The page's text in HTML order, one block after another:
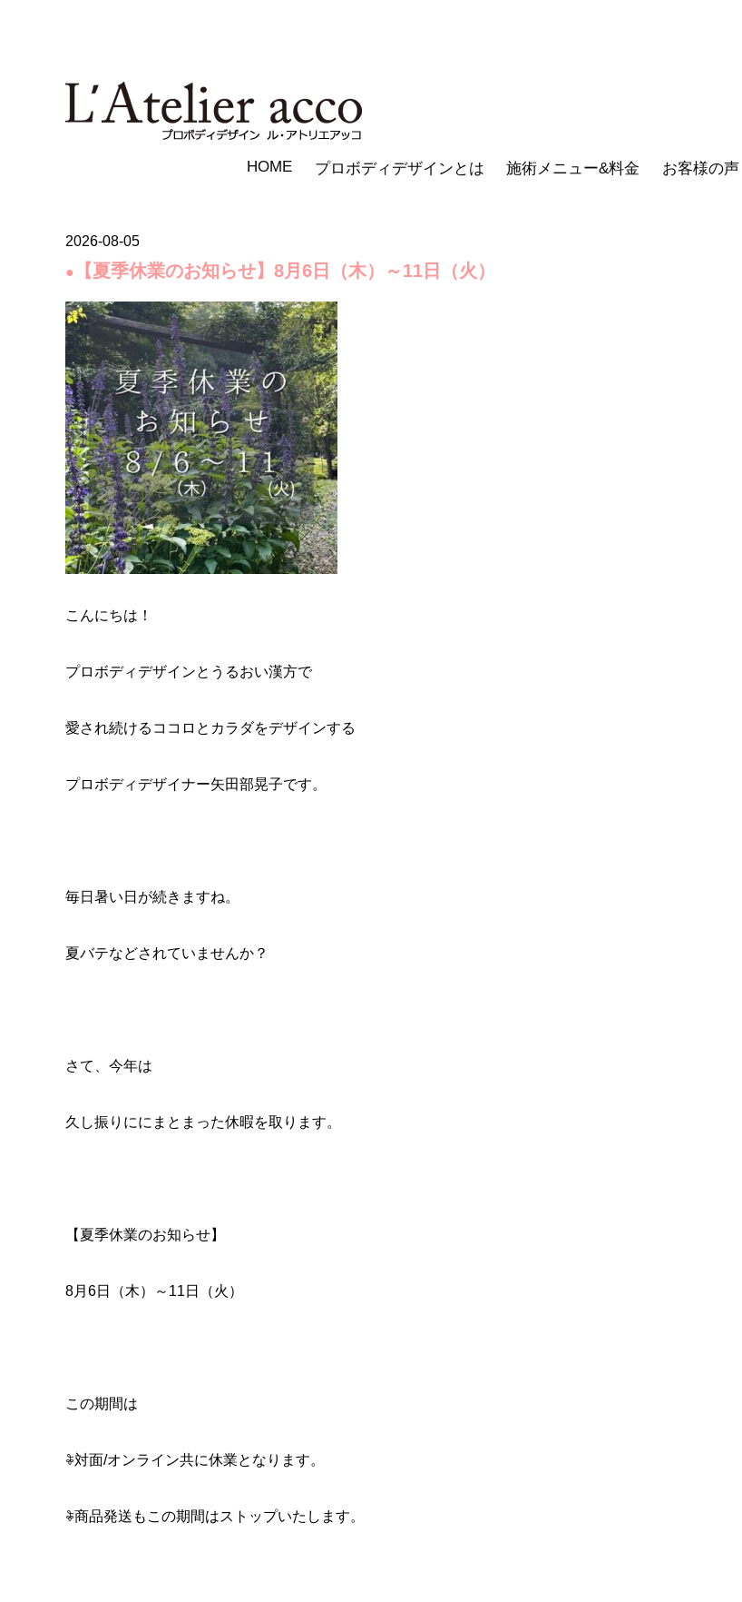
HOME プロボディデザインとは 施術メニュー&料金 お客様の声
2026-08-05
●
【夏季休業のお知らせ】8月6日（木）～11日（火）
こんにちは！
プロボディデザインとうるおい漢方で
愛され続けるココロとカラダをデザインする
プロボディデザイナー矢田部晃子です。
毎日暑い日が続きますね。
夏バテなどされていませんか？
さて、今年は
久し振りににまとまった休暇を取ります。
【夏季休業のお知らせ】
8月6日（木）～11日（火）
この期間は
𖦞対面/オンライン共に休業となります。
𖦞商品発送もこの期間はストップいたします。